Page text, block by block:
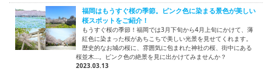
福岡はもうすぐ桜の季節。ピンク色に染まる景色が美しい
桜スポットをご紹介！
もうすぐ桜の季節！福岡では3月下旬から4月上旬にかけて、薄
紅色に染まった桜があちこちで美しい光景を見せてくれます。
歴史的なお城の桜に、雰囲気に包まれた神社の桜、街中にある
桜並木…。ピンク色の絶景を見に出かけてみませんか？
2023.03.13